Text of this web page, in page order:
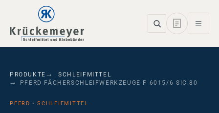
Skip to main navigation
Skip to main content
Skip to page footer
PRODUKTE
SCHLEIFMITTEL
PFERD FÄCHERSCHLEIFWERKZEUGE F 6015/6 SIC 80
PFERD · SCHLEIFMITTEL